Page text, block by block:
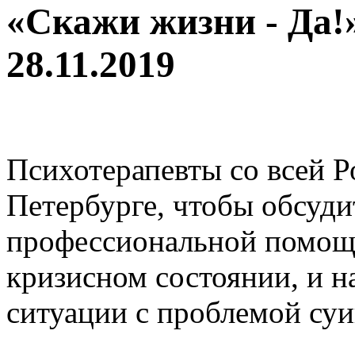
«Скажи жизни -
28.11.2019
Психотерапевты со всей
Петербурге, чтобы
профессиональной
кризисном состоянии, и
ситуации с проблемой